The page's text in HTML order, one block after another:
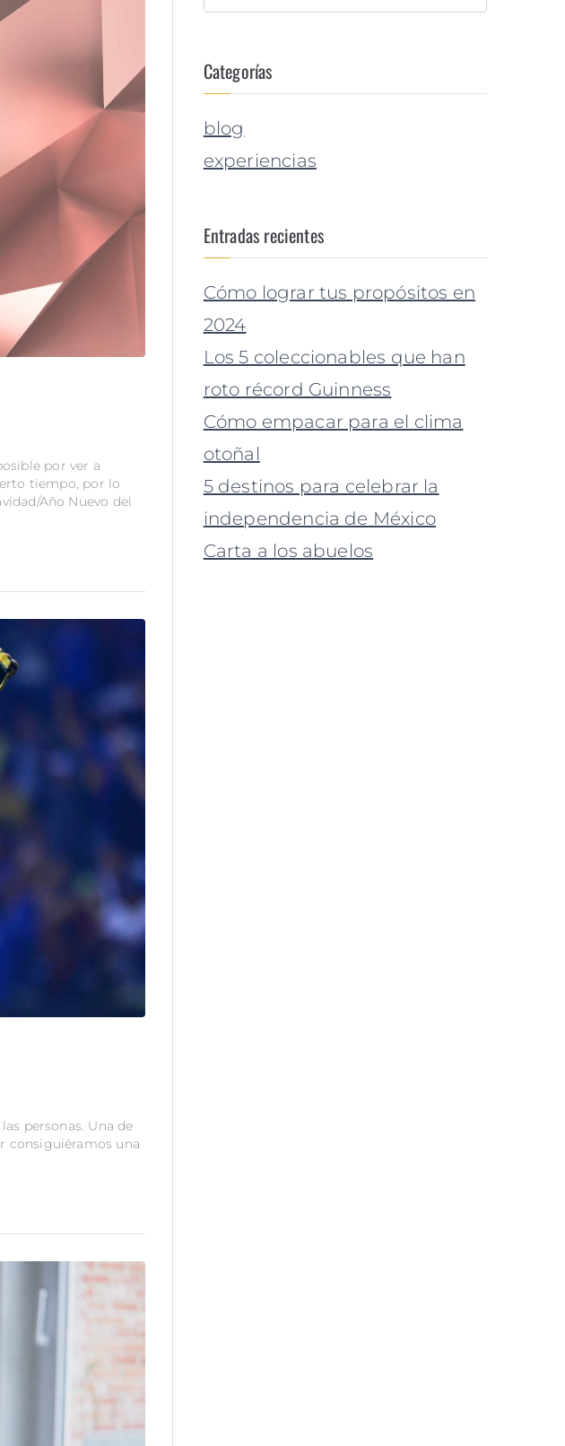
por ver a
tiempo, por lo
Año Nuevo del
personas. Una de
consiguiéramos una
Categorías
blog
experiencias
Entradas recientes
Cómo lograr tus propósitos en
2024
Los 5 coleccionables que han
roto récord Guinness
Cómo empacar para el clima
otoñal
5 destinos para celebrar la
independencia de México
Carta a los abuelos